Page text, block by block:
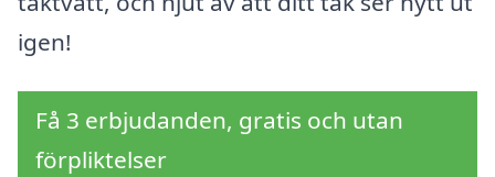
igen!
Få 3 erbjudanden, gratis och utan
förpliktelser